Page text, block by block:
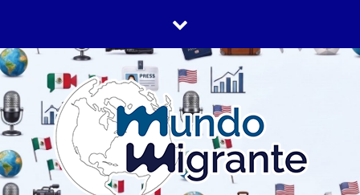
contenido